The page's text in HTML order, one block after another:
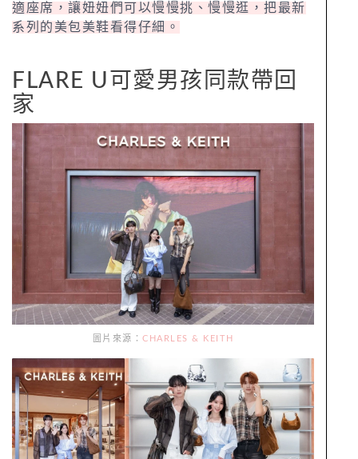
適座席，讓妞妞們可以慢慢挑、慢慢逛，把最新
系列的美包美鞋看得仔細。
FLARE U可愛男孩同款帶回
家
圖片來源： CHARLES & KEITH